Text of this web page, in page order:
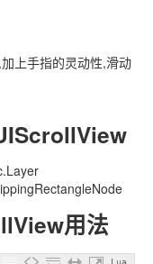
上手指的灵动性,滑动
用法
Lua